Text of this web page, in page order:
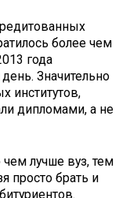
более чем
года
Значительно
институтов,
дипломами, а не
лучше вуз, тем
просто брать и